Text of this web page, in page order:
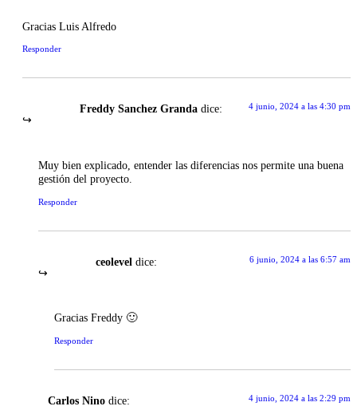
Gracias Luis Alfredo
Responder
Freddy Sanchez Granda dice: 4 junio, 2024 a las 4:30 pm
Muy bien explicado, entender las diferencias nos permite una buena
gestión del proyecto.
Responder
ceolevel dice: 6 junio, 2024 a las 6:57 am
Gracias Freddy 🙂
Responder
Carlos Nino dice: 4 junio, 2024 a las 2:29 pm